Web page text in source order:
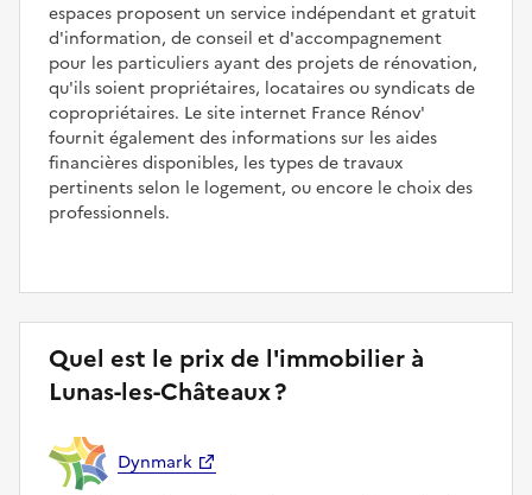
espaces proposent un service indépendant et gratuit
d'information, de conseil et d'accompagnement
pour les particuliers ayant des projets de rénovation,
qu'ils soient propriétaires, locataires ou syndicats de
copropriétaires. Le site internet France Rénov'
fournit également des informations sur les aides
financières disponibles, les types de travaux
pertinents selon le logement, ou encore le choix des
professionnels.
Quel est le prix de l'immobilier à
Lunas-les-Châteaux ?
Dynmark